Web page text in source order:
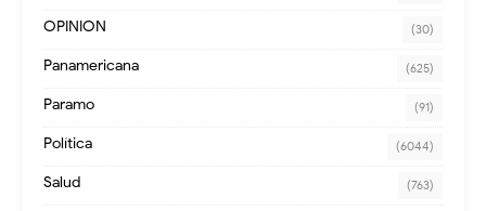
OPINION (30)
Panamericana (625)
Paramo (91)
Política (6044)
Salud (763)